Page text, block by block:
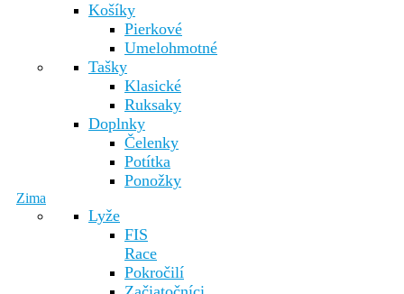
Košíky
Pierkové
Umelohmotné
Tašky
Klasické
Ruksaky
Doplnky
Čelenky
Potítka
Ponožky
Zima
Lyže
FIS
Race
Pokročilí